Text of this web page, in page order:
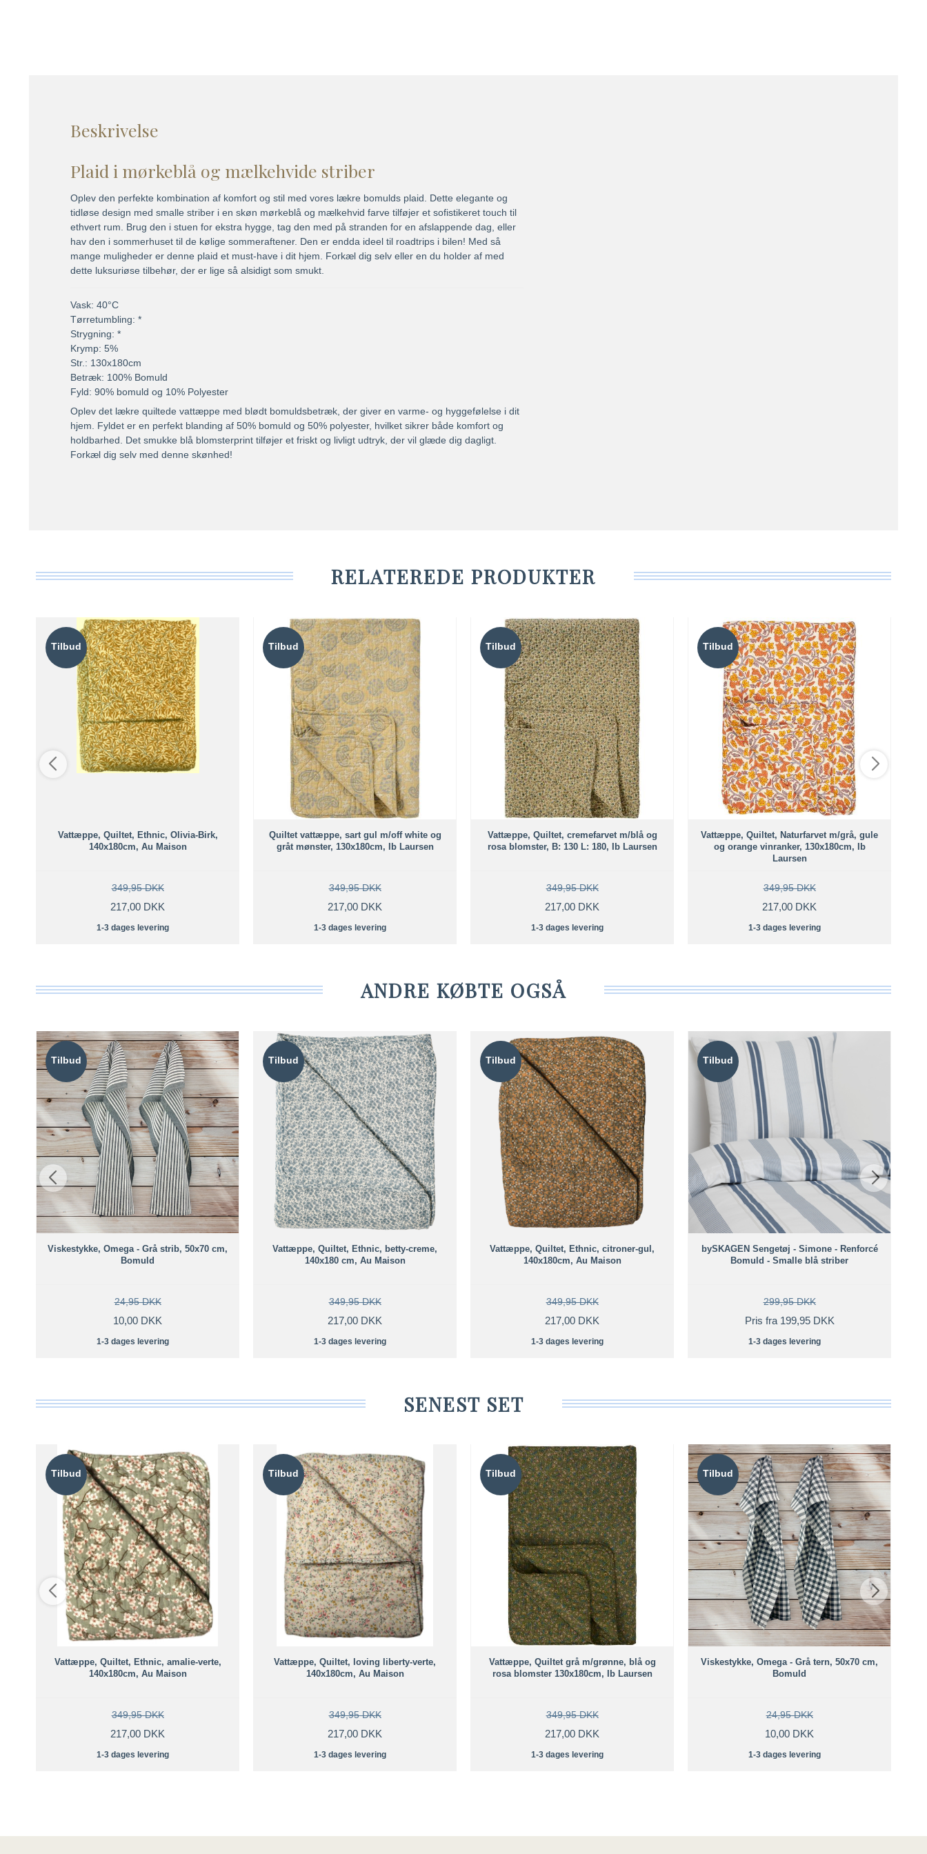
Beskrivelse
Plaid i mørkeblå og mælkehvide striber
Oplev den perfekte kombination af komfort og stil med vores lækre bomulds plaid. Dette elegante og
tidløse design med smalle striber i en skøn mørkeblå og mælkehvid farve tilføjer et sofistikeret touch til
ethvert rum. Brug den i stuen for ekstra hygge, tag den med på stranden for en afslappende dag, eller
hav den i sommerhuset til de kølige sommeraftener. Den er endda ideel til roadtrips i bilen! Med så
mange muligheder er denne plaid et must-have i dit hjem. Forkæl dig selv eller en du holder af med
dette luksuriøse tilbehør, der er lige så alsidigt som smukt.
Vask: 40°C
Tørretumbling: *
Strygning: *
Krymp: 5%
Str.: 130x180cm
Betræk: 100% Bomuld
Fyld: 90% bomuld og 10% Polyester
Oplev det lækre quiltede vattæppe med blødt bomuldsbetræk, der giver en varme- og hyggefølelse i dit
hjem. Fyldet er en perfekt blanding af 50% bomuld og 50% polyester, hvilket sikrer både komfort og
holdbarhed. Det smukke blå blomsterprint tilføjer et friskt og livligt udtryk, der vil glæde dig dagligt.
Forkæl dig selv med denne skønhed!
RELATEREDE PRODUKTER
Tilbud
Vattæppe, Quiltet, Ethnic, Olivia-Birk,
140x180cm, Au Maison
349,95 DKK
217,00 DKK
1-3 dages levering
Tilbud
Quiltet vattæppe, sart gul m/off white og
gråt mønster, 130x180cm, Ib Laursen
349,95 DKK
217,00 DKK
1-3 dages levering
Tilbud
Vattæppe, Quiltet, cremefarvet m/blå og
rosa blomster, B: 130 L: 180, Ib Laursen
349,95 DKK
217,00 DKK
1-3 dages levering
Tilbud
Vattæppe, Quiltet, Naturfarvet m/grå, gule
og orange vinranker, 130x180cm, Ib
Laursen
349,95 DKK
217,00 DKK
1-3 dages levering
ANDRE KØBTE OGSÅ
Tilbud
Viskestykke, Omega - Grå strib, 50x70 cm,
Bomuld
24,95 DKK
10,00 DKK
1-3 dages levering
Tilbud
Vattæppe, Quiltet, Ethnic, betty-creme,
140x180 cm, Au Maison
349,95 DKK
217,00 DKK
1-3 dages levering
Tilbud
Vattæppe, Quiltet, Ethnic, citroner-gul,
140x180cm, Au Maison
349,95 DKK
217,00 DKK
1-3 dages levering
Tilbud
bySKAGEN Sengetøj - Simone - Renforcé
Bomuld - Smalle blå striber
299,95 DKK
Pris fra 199,95 DKK
1-3 dages levering
SENEST SET
Tilbud
Vattæppe, Quiltet, Ethnic, amalie-verte,
140x180cm, Au Maison
349,95 DKK
217,00 DKK
1-3 dages levering
Tilbud
Vattæppe, Quiltet, loving liberty-verte,
140x180cm, Au Maison
349,95 DKK
217,00 DKK
1-3 dages levering
Tilbud
Vattæppe, Quiltet grå m/grønne, blå og
rosa blomster 130x180cm, Ib Laursen
349,95 DKK
217,00 DKK
1-3 dages levering
Tilbud
Viskestykke, Omega - Grå tern, 50x70 cm,
Bomuld
24,95 DKK
10,00 DKK
1-3 dages levering